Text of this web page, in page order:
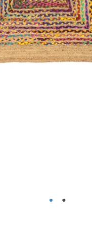
• •